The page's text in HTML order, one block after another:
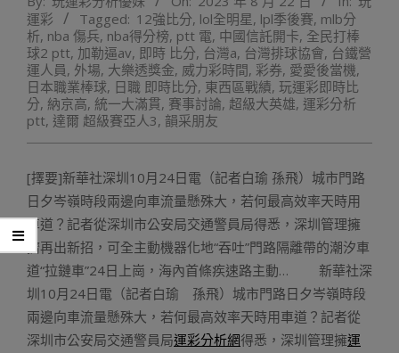
運彩
Tagged: 12強比分, lol全明星, lpl季後賽, mlb分
析, nba 傷兵, nba得分榜, ptt 電, 中國信託開卡, 全民打棒
球2 ptt, 加勒逼av, 即時 比分, 台灣a, 台灣排球協會, 台鐵營
運人員, 外場, 大樂透獎金, 威力彩時間, 彩券, 愛愛後當機,
日本職業棒球, 日職 即時比分, 東西區戰績, 玩運彩即時比
分, 納京高, 統一大滿貫, 賽事討論, 超級大英雄, 運彩分析
ptt, 達爾 超級賽亞人3, 韻采朋友
[擇要]新華社深圳10月24日電（記者白瑜 孫飛）城市門路
日夕岑嶺時段兩邊向車流量懸殊大，若何最高效率天時用
車道？記者從深圳市公安局交通警員局得悉，深圳管理擁
擠再出新招，可全主動機器化地“吞吐”門路隔離帶的潮汐車
道“拉鏈車”24日上崗，海內首條疾速路主動… 新華社深
圳10月24日電（記者白瑜 孫飛）城市門路日夕岑嶺時段
兩邊向車流量懸殊大，若何最高效率天時用車道？記者從
深圳市公安局交通警員局運彩分析網得悉，深圳管理擁運